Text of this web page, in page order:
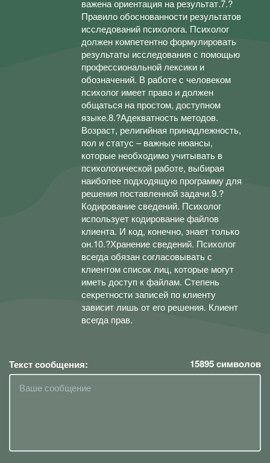
важена ориентация на результат.7.?
Правило обоснованности результатов
исследований психолога. Психолог
должен компетентно формулировать
результаты исследования с помощью
профессиональной лексики и
обозначений. В работе с человеком
психолог имеет право и должен
общаться на простом, доступном
языке.8.?Адекватность методов.
Возраст, религийная принадлежность,
пол и статус – важные нюансы,
которые необходимо учитывать в
психологической работе, выбирая
наиболее подходящую программу для
решения поставленной задачи.9.?
Кодирование сведений. Психолог
использует кодирование файлов
клиента. И код, конечно, знает только
он.10.?Хранение сведений. Психолог
всегда обязан согласовывать с
клиентом список лиц, которые могут
иметь доступ к файлам. Степень
секретности записей по клиенту
зависит лишь от его решения. Клиент
всегда прав.
Текст сообщения: 15895символов